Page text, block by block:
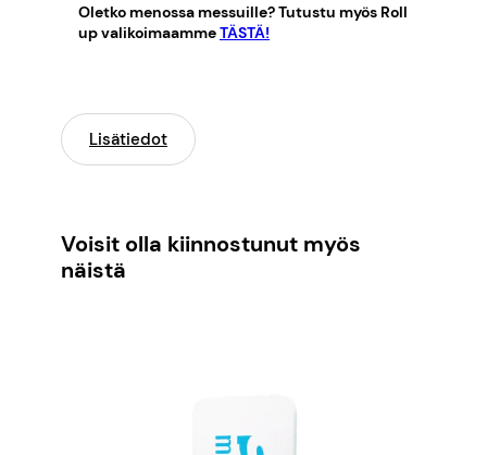
Oletko menossa messuille? Tutustu myös Roll
up valikoimaammeTÄSTÄ!
Lisätiedot
Voisit olla kiinnostunut myös
näistä